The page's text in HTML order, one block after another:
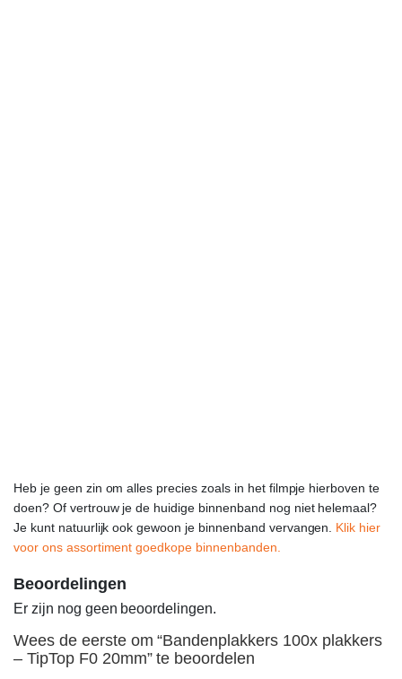
Heb je geen zin om alles precies zoals in het filmpje hierboven te
doen? Of vertrouw je de huidige binnenband nog niet helemaal?
Je kunt natuurlijk ook gewoon je binnenband vervangen. Klik hier
voor ons assortiment goedkope binnenbanden.
Beoordelingen
Er zijn nog geen beoordelingen.
Wees de eerste om “Bandenplakkers 100x plakkers
– TipTop F0 20mm” te beoordelen